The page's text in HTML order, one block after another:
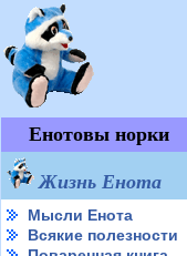
Енотовы норки
Жизнь Енота
Мысли Енота
Всякие полезности